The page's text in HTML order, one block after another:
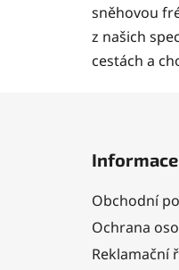
sněhovou
z našich
cestách a
Obchodní
Ochrana
Reklamační